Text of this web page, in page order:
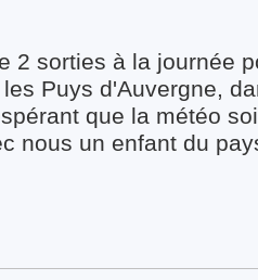
2 sorties à la journée
Puys d'Auvergne,
que la météo
nous un enfant du